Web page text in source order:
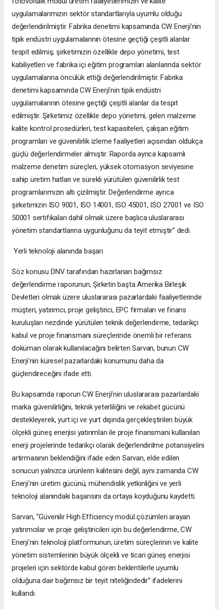
uygulamalarımızın sektör standartlarıyla uyumlu olduğu
değerlendirilmiştir. Fabrika denetimi kapsamında CW Enerji’nin
tipik endüstri uygulamalarının ötesine geçtiği çeşitli alanlar
tespit edilmiş; şirketimizin özellikle depo yönetimi, test
kabiliyetleri ve fabrika içi eğitim programları alanlarında sektör
uygulamalarına öncülük ettiği değerlendirilmiştir. Fabrika
denetimi kapsamında CW Enerji’nin tipik endüstri
uygulamalarının ötesine geçtiği çeşitli alanlar da tespit
edilmiştir. Şirketimiz özellikle depo yönetimi, gelen malzeme
kalite kontrol prosedürleri, test kapasiteleri, çalışan eğitim
programları ve güvenilirlik izleme faaliyetleri açısından oldukça
güçlü değerlendirmeler almıştır. Raporda ayrıca kapsamlı
malzeme denetim süreçleri, yüksek otomasyon seviyesine
sahip üretim hatları ve sürekli yürütülen güvenilirlik test
programlarımızın altı çizilmiştir. Değerlendirme ayrıca
şirketimizin ISO 9001, ISO 14001, ISO 45001, ISO 27001 ve ISO
50001 sertifikaları dahil olmak üzere başlıca uluslararası
yönetim standartlarına uygunluğunu da teyit etmiştir” dedi.
Yerli teknoloji alanında başarı
Söz konusu DNV tarafından hazırlanan bağımsız
değerlendirme raporunun, Şirketin başta Amerika Birleşik
Devletleri olmak üzere uluslararası pazarlardaki faaliyetlerinde
müşteri, yatırımcı, proje geliştirici, EPC firmaları ve finans
kuruluşları nezdinde yürütülen teknik değerlendirme, tedarikçi
kabul ve proje finansmanı süreçlerinde önemli bir referans
doküman olarak kullanılacağını belirten Sarvan, bunun CW
Enerji’nin küresel pazarlardaki konumunu daha da
güçlendireceğini ifade etti.
Bu kapsamda raporun CW Enerji’nin uluslararası pazarlardaki
marka güvenilirliğini, teknik yeterliliğini ve rekabet gücünü
destekleyerek, yurt içi ve yurt dışında gerçekleştirilen büyük
ölçekli güneş enerjisi yatırımları ile proje finansmanı kullanılan
enerji projelerinde tedarikçi olarak değerlendirilme potansiyelini
artırmasının beklendiğini ifade eden Sarvan, elde edilen
sonucun yalnızca ürünlerin kalitesini değil, aynı zamanda CW
Enerji’nin üretim gücünü, mühendislik yetkinliğini ve yerli
teknoloji alanındaki başarısını da ortaya koyduğunu kaydetti.
Sarvan, “Güvenilir High Efficiency modül çözümleri arayan
yatırımcılar ve proje geliştiricileri için bu değerlendirme, CW
Enerji’nin teknoloji platformunun, üretim süreçlerinin ve kalite
yönetim sistemlerinin büyük ölçekli ve ticari güneş enerjisi
projeleri için sektörde kabul gören beklentilerle uyumlu
olduğuna dair bağımsız bir teyit niteliğindedir” ifadelerini
kullandı.